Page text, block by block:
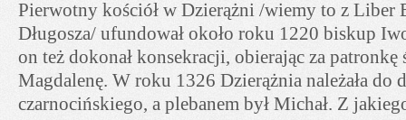
Pierwotny kościół w Dzierążni /wiemy to z Liber
Długosza/ ufundował około roku 1220 biskup
on też dokonał konsekracji, obierając za
Magdalenę. W roku 1326 Dzierążnia należała do
czarnocińskiego, a plebanem był Michał. Z